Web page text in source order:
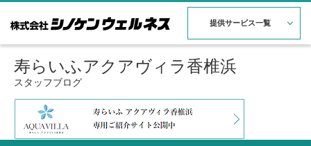
提供サービス一覧
寿らいふアクアヴィラ香椎浜
スタッフブログ